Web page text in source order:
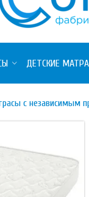
ДЕТСКИЕ
с независимым